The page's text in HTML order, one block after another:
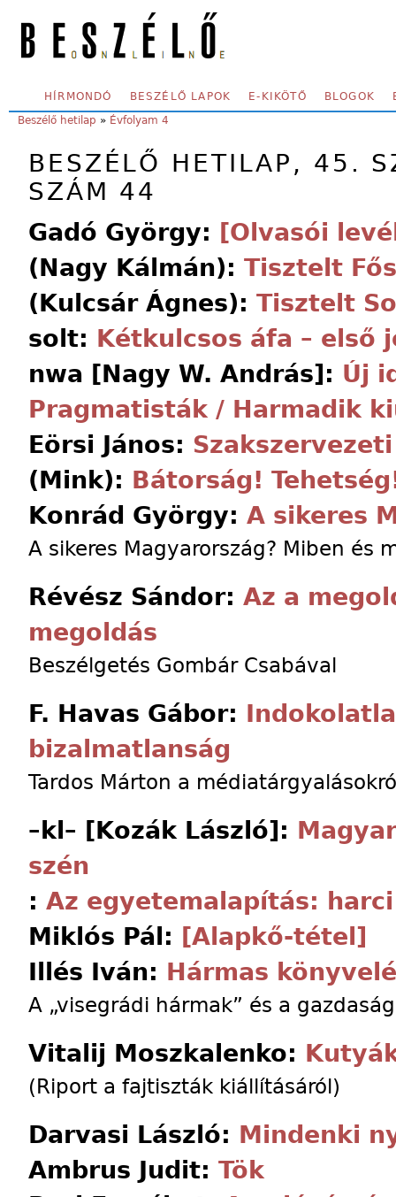
SECONDARY MENU
HÍRMONDÓ BESZÉLŐ LAPOK E-KIKÖTŐ BLOGOK
YOU ARE HERE:
Beszélő hetilap » Évfolyam 4
BESZÉLŐ HETILAP, 45.
SZÁM 44
Gadó György: [Olvasói
(Nagy Kálmán): Tisztelt
(Kulcsár Ágnes): Tisztelt
solt: Kétkulcsos áfa – első
nwa [Nagy W. András]: Új
Pragmatisták / Harmadik
Eörsi János:
(Mink): Bátorság!
Konrád György: A sikeres
A sikeres Magyarország? Miben és
Révész Sándor: Az a
megoldás
Beszélgetés Gombár Csabával
F. Havas Gábor:
bizalmatlanság
Tardos Márton a
–kl– [Kozák László]:
szén
: Az egyetemalapítás:
Miklós Pál: [Alapkő-tétel]
Illés Iván: Hármas
A „visegrádi hármak” és a
Vitalij Moszkalenko:
(Riport a fajtiszták kiállításáról)
Darvasi László: Mindenki
Ambrus Judit: Tök